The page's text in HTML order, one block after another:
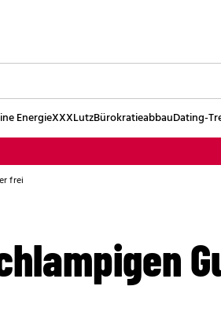
EnergieXXXLutzBürokratieabbauDating-
frei